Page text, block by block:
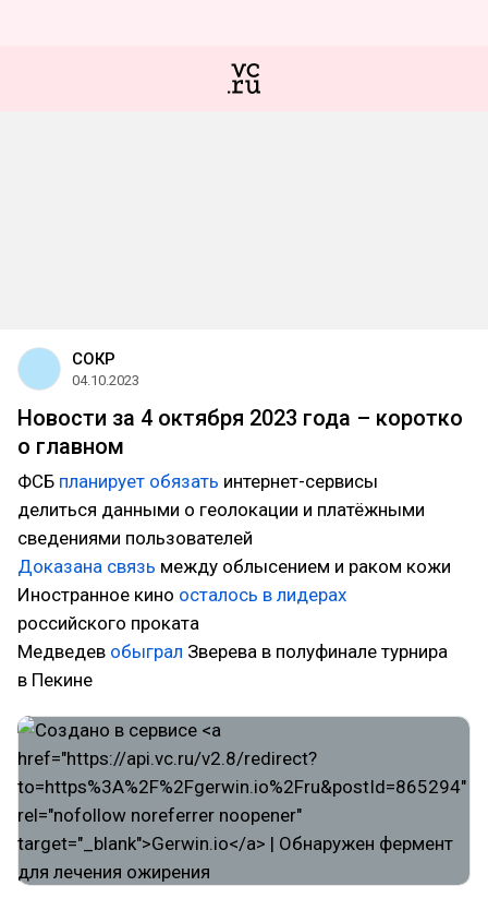
СОКР
04.10.2023
Новости за 4 октября 2023 года – коротко
о главном
ФСБ планирует обязать интернет-сервисы
делиться данными о геолокации и платёжными
сведениями пользователей
Доказана связь между облысением и раком кожи
Иностранное кино осталось в лидерах
российского проката
Медведев обыграл Зверева в полуфинале турнира
в Пекине